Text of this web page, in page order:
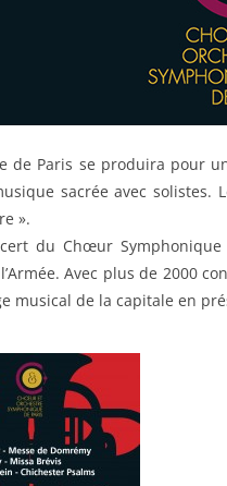
de Paris se produira pour
sacrée avec solistes.
».
du Chœur
Avec plus de 2000
musical de la capitale en